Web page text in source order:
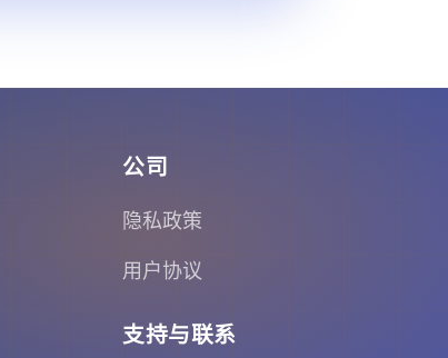
公司
隐私政策
用户协议
支持与联系